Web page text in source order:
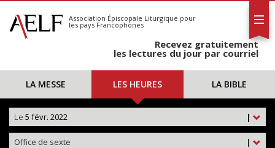
S'abonner
Calendrier
Association Épiscopale Liturgique pour
les pays Francophones
Recevez gratuitement
les lectures du jour par courriel
LA MESSE LES HEURES LA BIBLE
|
Le 5 févr. 2022
|
Office de sexte